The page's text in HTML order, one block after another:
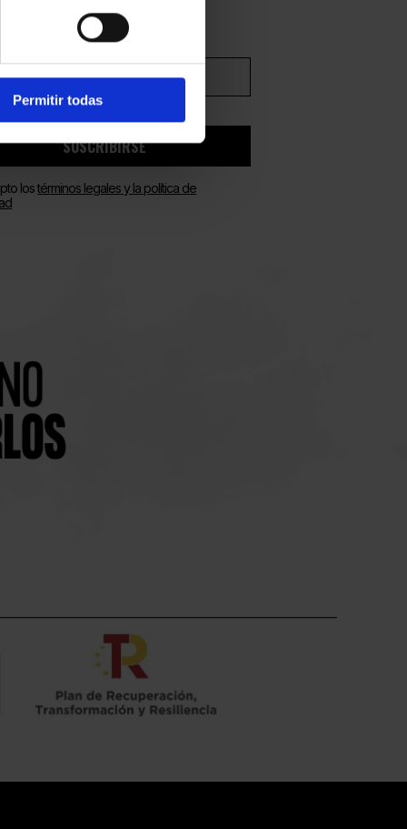
Permitir todas
SUSCRIBIRSE
lostérminos legales y la política de